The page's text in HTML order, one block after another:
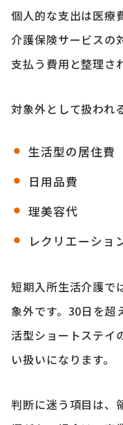
個人的な支出は医療
介護保険サービスの
支払う費用と整理さ
対象外として扱われ
生活型の居住費
日用品費
理美容代
レクリエーショ
短期入所生活介護で
象外です。30日を超
活型ショートステイ
い扱いになります。
判断に迷う項目は、